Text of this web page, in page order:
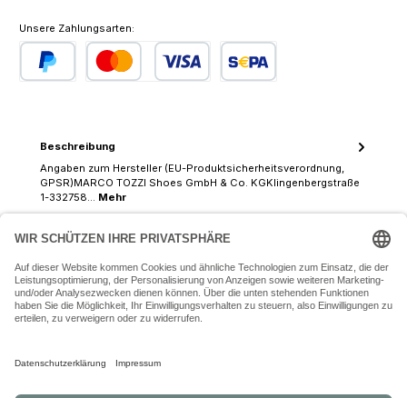
Unsere Zahlungsarten:
Beschreibung
Angaben zum Hersteller (EU-Produktsicherheitsverordnung,
GPSR)MARCO TOZZI Shoes GmbH & Co. KGKlingenbergstraße
1-332758… Mehr
07243 54050 (Mo-Fr: 9.30 - 18:30 Uhr Sa: 9:30 - 16 Uhr)
SERVICE-HOTLINE